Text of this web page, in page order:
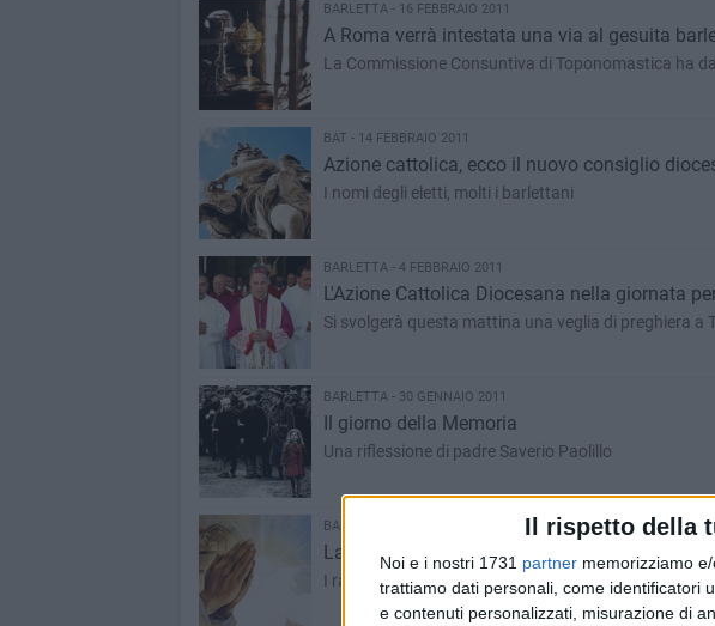
Il rispetto della
Noi e i nostri 1731 partner memorizziamo
trattiamo dati personali, come identificatori
e contenuti personalizzati, misurazione di
BARLETTA - 16 FEBBRAIO 2011
A Roma verrà intestata una via al gesuita
La Commissione Consuntiva di Toponomastica ha
BAT - 14 FEBBRAIO 2011
Azione cattolica, ecco il nuovo consiglio
I nomi degli eletti, molti i barlettani
BARLETTA - 4 FEBBRAIO 2011
L'Azione Cattolica Diocesana nella giornata
Si svolgerà questa mattina una veglia di preghiera a
BARLETTA - 30 GENNAIO 2011
Il giorno della Memoria
Una riflessione di padre Saverio Paolillo
BARLETTA - 29 GENNAIO 2011
La Pace prende luce
I ragazzi dell'Acr nuovamente protagonisti